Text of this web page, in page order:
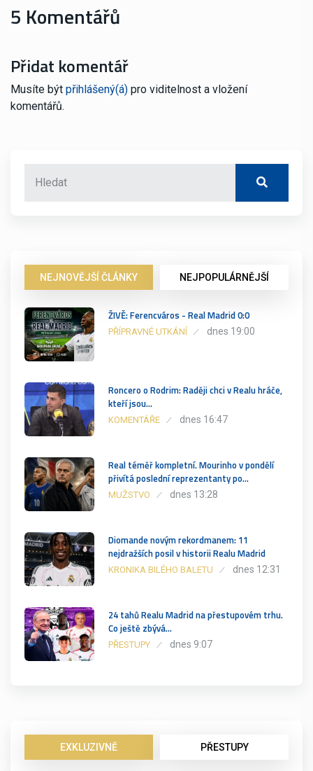
5 Komentářů
Přidat komentář
Musíte být přihlášený(á) pro viditelnost a vložení
komentářů.
NEJNOVĚJŠÍ ČLÁNKY NEJPOPULÁRNĚJŠÍ
ŽIVĚ: Ferencváros - Real Madrid 0:0
PŘÍPRAVNÉ UTKÁNÍ dnes 19:00
Roncero o Rodrim: Raději chci v Realu hráče,
kteří jsou…
KOMENTÁŘE dnes 16:47
Real téměř kompletní. Mourinho v pondělí
přivítá poslední reprezentanty po…
MUŽSTVO dnes 13:28
Diomande novým rekordmanem: 11
nejdražších posil v historii Realu Madrid
KRONIKA BILÉHO BALETU dnes 12:31
24 tahů Realu Madrid na přestupovém trhu.
Co ještě zbývá…
PŘESTUPY dnes 9:07
EXKLUZIVNĚ PŘESTUPY